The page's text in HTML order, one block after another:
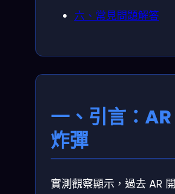
六、常見問題解答
一、引言：
炸彈
實測觀察顯示，過去 AR